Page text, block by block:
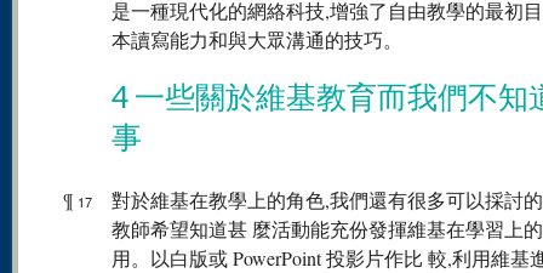
是一種現代化的網絡科技,增強了自由教學的最初
本讀寫能力和與大眾溝通的技巧。
4 一些關於維基教育而我們不知
事
¶ 17
對於維基在教學上的角色,我們還有很多可以採討
教師希望知道甚 麼活動能充份發揮維基在學習上
用。以白版或 PowerPoint 投影片作比 較,利用維基